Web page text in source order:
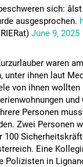
sich:
ausgesprochen.
June 9, 2025
waren
unter ihnen laut
von ihnen
Personen
Zwei Personen
100
Eine
Polizisten in